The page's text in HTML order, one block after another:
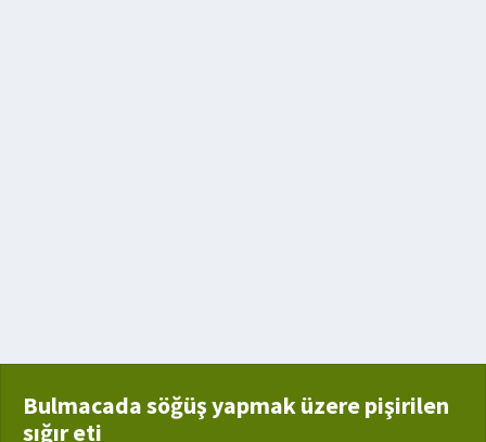
Bulmacada söğüş yapmak üzere pişirilen
sığır eti